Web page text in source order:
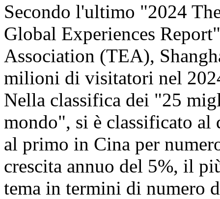
Secondo l'ultimo "2024
Global Experiences
Association (TEA),
milioni di visitatori nel
Nella classifica dei "25
mondo", si è classificato
al primo in Cina per
crescita annuo del 5%, il
tema in termini di numero